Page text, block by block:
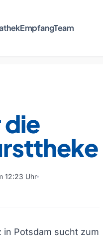
EmpfangTeam
12:23 Uhr
in Potsdam sucht zum